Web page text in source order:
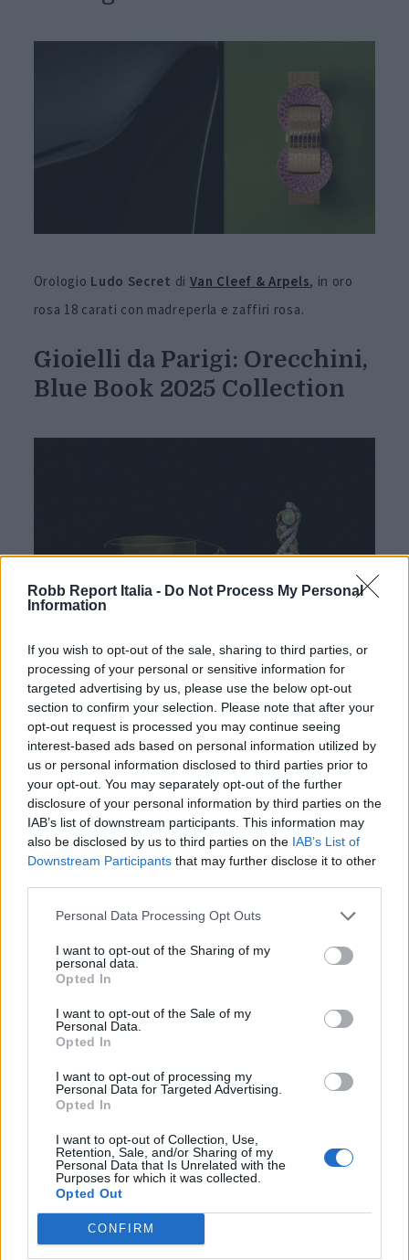
Robb Report Italia - Do Not Process My Personal
Information
If you wish to opt-out of the sale, sharing to third parties, or
processing of your personal or sensitive information for
targeted advertising by us, please use the below opt-out
section to confirm your selection. Please note that after your
opt-out request is processed you may continue seeing
interest-based ads based on personal information utilized by
us or personal information disclosed to third parties prior to
your opt-out. You may separately opt-out of the further
disclosure of your personal information by third parties on the
IAB’s list of downstream participants. This information may
also be disclosed by us to third parties on the IAB’s List of
Downstream Participants that may further disclose it to other
Personal Data Processing Opt Outs
I want to opt-out of the Sharing of my
personal data.
Opted In
I want to opt-out of the Sale of my
Personal Data.
Opted In
I want to opt-out of processing my
Personal Data for Targeted Advertising.
Opted In
I want to opt-out of Collection, Use,
Retention, Sale, and/or Sharing of my
Personal Data that Is Unrelated with the
Purposes for which it was collected.
Opted Out
CONFIRM
Orologio Ludo Secret di Van Cleef & Arpels, in oro
rosa 18 carati con madreperla e zaffiri rosa.
Gioielli da Parigi: Orecchini,
Blue Book 2025 Collection
Orecchini dellaBlue Book 2025 Collection
Tiffany
diamanti e zaffiri.
Articolo tratto dal numero invernale
di Robb Report
Italia
Per altri contenuti iscriviti alla newsletter di Robb
Report ISCRIVITI
Share